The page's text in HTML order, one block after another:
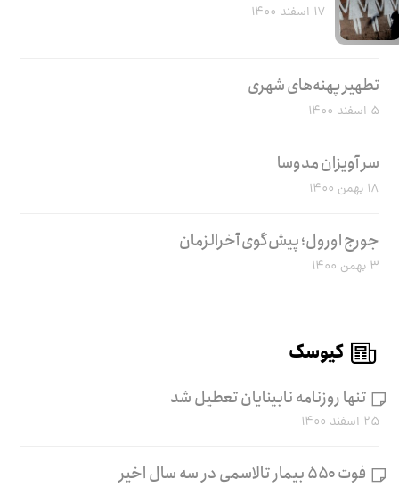
۱۷ اسفند ۱۴۰۰
تطهیر پهنه‌های شهری
۵ اسفند ۱۴۰۰
سر آویزان مدوسا
۱۸ بهمن ۱۴۰۰
جورج اورول؛ پیش‌گوی آخرالزمان
۳ بهمن ۱۴۰۰
کیوسک
تنها روزنامه نابینایان تعطیل شد
۲۵ اسفند ۱۴۰۰
فوت ۵۵۰ بیمار تالاسمی در سه سال اخیر